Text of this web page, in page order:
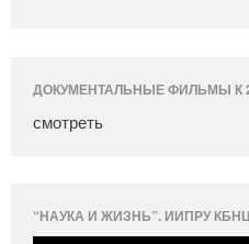
ДОКУМЕНТАЛЬНЫЕ ФИЛЬМЫ К
смотреть
“НАУКА И ЖИЗНЬ”. ИИПРУ